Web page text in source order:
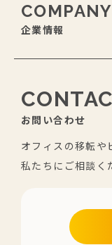
COMPANY
企業情報
お問い合わせ
オフィスの移転や
私たちにご相談く